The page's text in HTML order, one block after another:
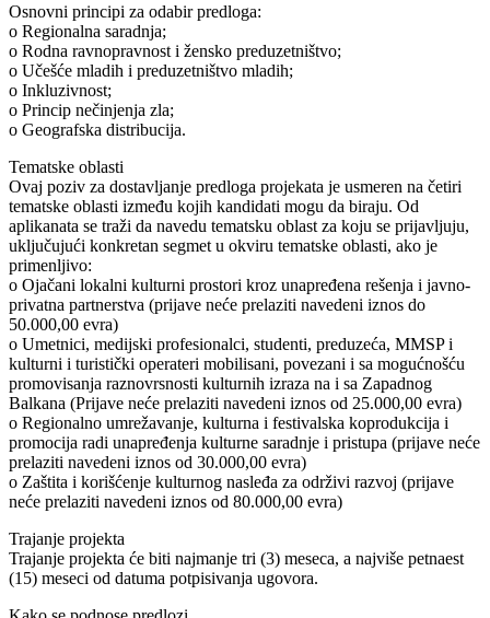
Osnovni principi za odabir predloga:
o Regionalna saradnja;
o Rodna ravnopravnost i žensko preduzetništvo;
o Učešće mladih i preduzetništvo mladih;
o Inkluzivnost;
o Princip nečinjenja zla;
o Geografska distribucija.
Tematske oblasti
Ovaj poziv za dostavljanje predloga projekata je usmeren na četiri
tematske oblasti između kojih kandidati mogu da biraju. Od
aplikanata se traži da navedu tematsku oblast za koju se prijavljuju,
uključujući konkretan segmet u okviru tematske oblasti, ako je
primenljivo:
o Ojačani lokalni kulturni prostori kroz unapređena rešenja i javno-
privatna partnerstva (prijave neće prelaziti navedeni iznos do
50.000,00 evra)
o Umetnici, medijski profesionalci, studenti, preduzeća, MMSP i
kulturni i turistički operateri mobilisani, povezani i sa mogućnošću
promovisanja raznovrsnosti kulturnih izraza na i sa Zapadnog
Balkana (Prijave neće prelaziti navedeni iznos od 25.000,00 evra)
o Regionalno umrežavanje, kulturna i festivalska koprodukcija i
promocija radi unapređenja kulturne saradnje i pristupa (prijave neće
prelaziti navedeni iznos od 30.000,00 evra)
o Zaštita i korišćenje kulturnog nasleđa za održivi razvoj (prijave
neće prelaziti navedeni iznos od 80.000,00 evra)
Trajanje projekta
Trajanje projekta će biti najmanje tri (3) meseca, a najviše petnaest
(15) meseci od datuma potpisivanja ugovora.